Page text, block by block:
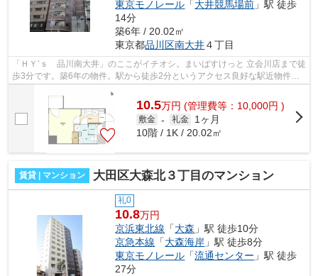
東京モノレール 「大井競馬場前 」駅 徒歩
14分
築6年 / 20.02㎡
東京都品川区南大井４丁目
「ＨＹ’ｓ 品川南大井」のここがイチオシ。まいばすけっと 立会川店まで徒
歩3分です。築6年の物件。駅から徒歩2分というアクセス良好な駅近物件は
10.5万円 (管理費等：10,000円 )
敷金 - 礼金
1ヶ月
10階 / 1K / 20.02㎡
賃貸 | マンション 大田区大森北３丁目のマンション
礼0
10.8万円
京浜東北線 「大森 」駅 徒歩10分
京急本線 「大森海岸 」駅 徒歩8分
東京モノレール 「流通センター 」駅 徒歩
27分